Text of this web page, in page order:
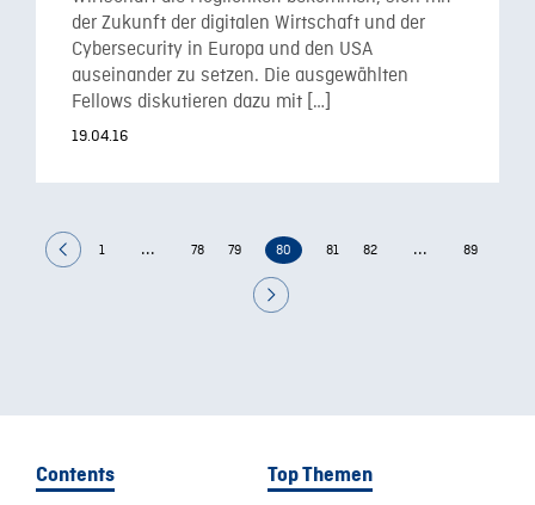
der Zukunft der digitalen Wirtschaft und der
Cybersecurity in Europa und den USA
auseinander zu setzen. Die ausgewählten
Fellows diskutieren dazu mit […]
19.04.16
1 ... 78 79 80 81 82 ... 89
Contents Top Themen